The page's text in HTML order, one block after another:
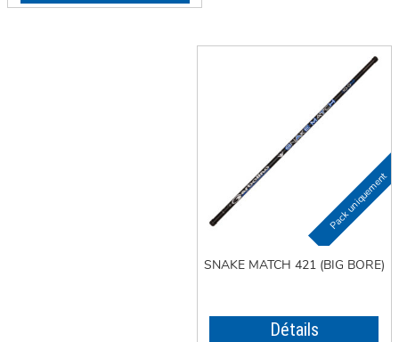
SNAKE MATCH 421 (BIG BORE)
Détails